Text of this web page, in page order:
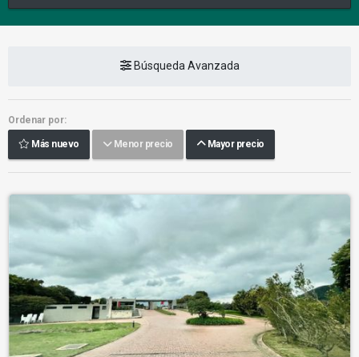
Búsqueda Avanzada
Ordenar por:
Más nuevo Menor precio Mayor precio